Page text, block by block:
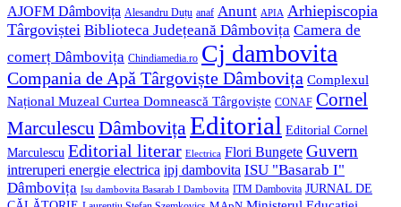
AJOFM Dâmbovița Alesandru Duțu anaf Anunt APIA Arhiepiscopia
Târgoviștei Biblioteca Județeană Dâmbovița Camera de
comerț Dâmbovița Chindiamedia.ro Cj dambovita
Compania de Apă Târgoviște Dâmbovița Complexul
Național Muzeal Curtea Domnească Târgoviște CONAF Cornel
Marculescu Dâmbovița Editorial Editorial Cornel
Marculescu Editorial literar Electrica Flori Bungete Guvern
intreruperi energie electrica ipj dambovita ISU "Basarab I"
Dâmbovița Isu dambovita Basarab I Dambovita ITM Dambovita JURNAL DE